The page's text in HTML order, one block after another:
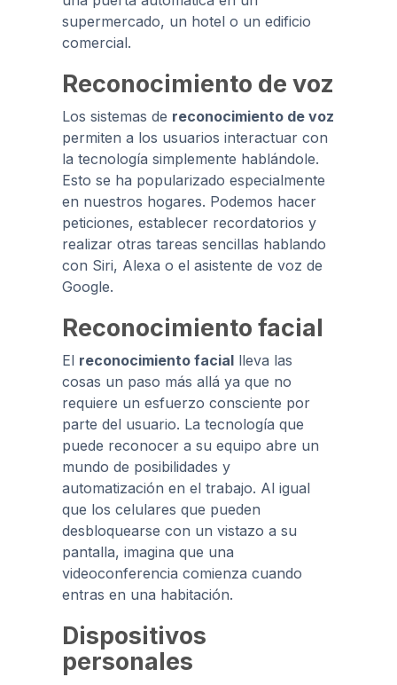
supermercado, un hotel o un edificio
comercial.
Reconocimiento de voz
Los sistemas de reconocimiento de voz
permiten a los usuarios interactuar con
la tecnología simplemente hablándole.
Esto se ha popularizado especialmente
en nuestros hogares. Podemos hacer
peticiones, establecer recordatorios y
realizar otras tareas sencillas hablando
con Siri, Alexa o el asistente de voz de
Google.
Reconocimiento facial
El reconocimiento facial lleva las
cosas un paso más allá ya que no
requiere un esfuerzo consciente por
parte del usuario. La tecnología que
puede reconocer a su equipo abre un
mundo de posibilidades y
automatización en el trabajo. Al igual
que los celulares que pueden
desbloquearse con un vistazo a su
pantalla, imagina que una
videoconferencia comienza cuando
entras en una habitación.
Dispositivos
personales